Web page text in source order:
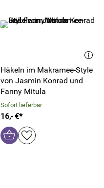
Häkeln im Makramee-Style
von Jasmin Konrad und
Fanny Mitula
Sofort lieferbar
16,- €*